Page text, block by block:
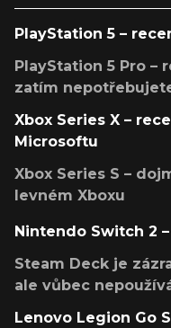
PlayStation 5 –
PlayStation 5 Pro –
zatím
Xbox Series X –
Microsoftu
Xbox Series S –
levném Xboxu
Nintendo Switch 2
Steam Deck je
ale vůbec
Lenovo Legion Go